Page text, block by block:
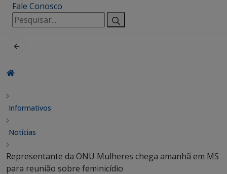
Fale Conosco
Pesquisar
por:
Informativos
Notícias
Representante da ONU Mulheres chega amanhã em MS
para reunião sobre feminicídio